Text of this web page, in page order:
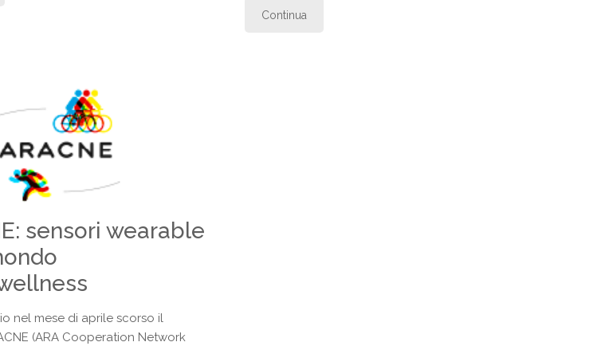
Continua
sensori wearable
nel mese di aprile scorso il
(ARA Cooperation Network